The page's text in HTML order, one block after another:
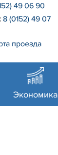
49 06 90
8 (0152) 49 07
проезда
Экономика